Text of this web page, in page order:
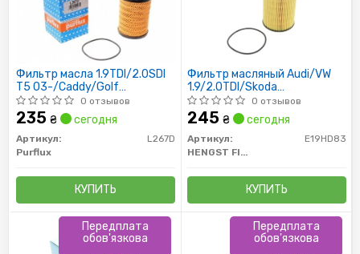
Фильтр масла 1.9TDI/2.0SDI
T5 03-/Caddy/Golf
04-/Passat/Jetta 05-
0 отзывов
235 ₴ сегодня
Артикул:
L267D
Purflux
КУПИТЬ
Фильтр масляный Audi/VW
1.9/2.0TDI/Skoda
1.4/1.9/2.0TDI/VW Golf
2.3V5/2.8V6
0 отзывов
245 ₴ сегодня
Артикул:
E19HD83
HENGST FILTER
КУПИТЬ
Передплата
обов'язкова
Передплата
обов'язкова